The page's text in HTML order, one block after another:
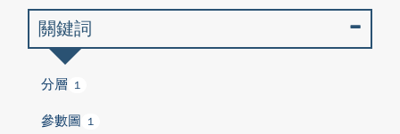
關鍵詞
分層 1
參數圖 1